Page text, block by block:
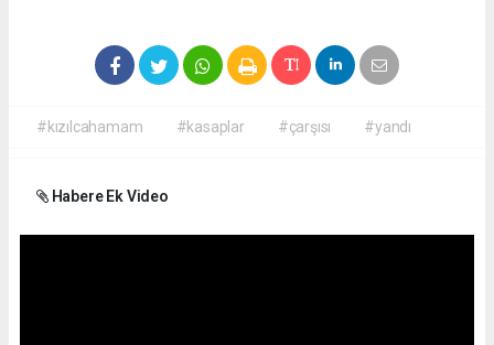
#kızılcahamam #kasaplar #çarşısı #yandı
Habere Ek Video